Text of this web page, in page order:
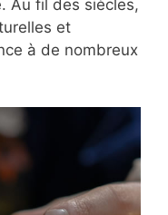
Au fil des siècles,
et
à de nombreux